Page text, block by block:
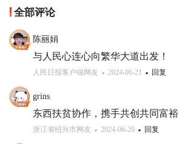
全部评论
陈丽娟
与人民心连心向繁华大道出发！
人民日报客户端网友 2024-06-21 回复
grins
东西扶贫协作，携手共创共同富裕
浙江省绍兴市网友 2024-06-20 回复